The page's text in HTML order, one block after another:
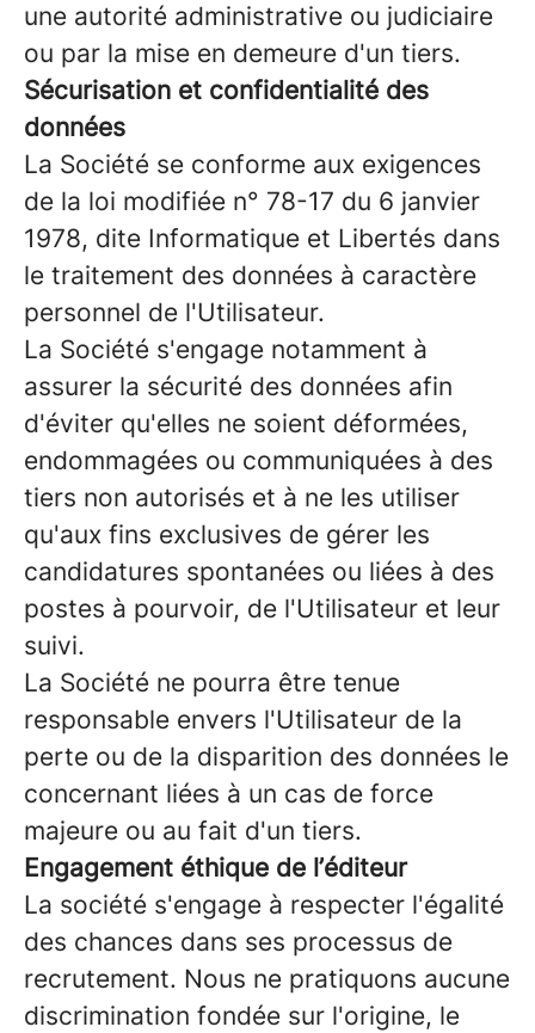
une autorité administrative ou judiciaire
ou par la mise en demeure d'un tiers.
Sécurisation et confidentialité des
données
La Société se conforme aux exigences
de la loi modifiée n° 78-17 du 6 janvier
1978, dite Informatique et Libertés dans
le traitement des données à caractère
personnel de l'Utilisateur.
La Société s'engage notamment à
assurer la sécurité des données afin
d'éviter qu'elles ne soient déformées,
endommagées ou communiquées à des
tiers non autorisés et à ne les utiliser
qu'aux fins exclusives de gérer les
candidatures spontanées ou liées à des
postes à pourvoir, de l'Utilisateur et leur
suivi.
La Société ne pourra être tenue
responsable envers l'Utilisateur de la
perte ou de la disparition des données le
concernant liées à un cas de force
majeure ou au fait d'un tiers.
Engagement éthique de l’éditeur
La société s'engage à respecter l'égalité
des chances dans ses processus de
recrutement. Nous ne pratiquons aucune
discrimination fondée sur l'origine, le